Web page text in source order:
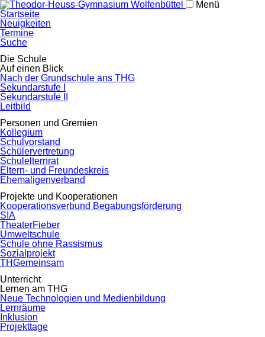
Menü
Navigation
überspringen
Startseite
Neuigkeiten
Termine
Suche
Navigation
überspringen
Die Schule
Auf einen Blick
Nach der Grundschule ans THG
Sekundarstufe I
Sekundarstufe II
Leitbild
Personen und Gremien
Kollegium
Schulvorstand
Schülervertretung
Schulelternrat
Eltern- und Freundeskreis
Ehemaligenverband
Projekte und Kooperationen
Kooperationsverbund Begabungsförderung
SIA
TheaterFieber
Umweltschule
Schule ohne Rassismus
Sozialprojekt
THGemeinsam
Unterricht
Lernen am THG
Neue Technologien und Medienbildung
Lernräume
Inklusion
Projekttage